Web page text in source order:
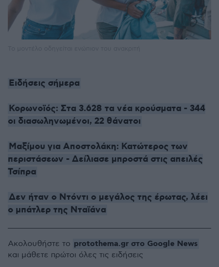
Ειδήσεις σήμερα
Κορωνοϊός: Στα 3.628 τα νέα κρούσματα - 344
οι διασωληνωμένοι, 22 θάνατοι
Μαξίμου για Αποστολάκη: Κατώτερος των
περιστάσεων - Δείλιασε μπροστά στις απειλές
Τσίπρα
Δεν ήταν ο Ντόντι ο μεγάλος της έρωτας, λέει
ο μπάτλερ της Νταϊάνα
Ακολουθήστε το protothema.gr στο Google News
και μάθετε πρώτοι όλες τις ειδήσεις